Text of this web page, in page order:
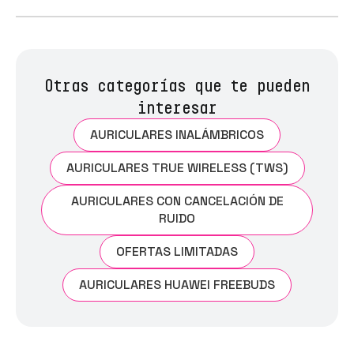
Otras categorías que te pueden
interesar
AURICULARES INALÁMBRICOS
AURICULARES TRUE WIRELESS (TWS)
AURICULARES CON CANCELACIÓN DE
RUIDO
OFERTAS LIMITADAS
AURICULARES HUAWEI FREEBUDS